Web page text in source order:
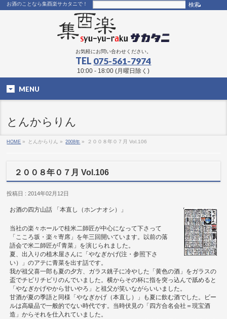
お酒のことなら集酉楽サカタニで！
お気軽にお問い合わせください。
TEL 075-561-7974
10:00 - 18:00 (月曜日除く)
MENU
とんからりん
HOME » とんからりん » 2008年 » ２００８年０７月 Vol.106
２００８年０７月 Vol.106
投稿日 : 2014年02月12日
お酒の四方山話 「本直し（ホンナオシ）」
当社の楽々ホールで桂米二師匠が中心になって下さって
「こころ坂・楽々寄席」を年三回開いています。以前の落
語会で米二師匠が｢青菜」を演じられました。
夏、出入りの植木屋さんに「やなぎかげ(注・参照下さ
い）」のアテに青菜を出す話です。
我が祖父喜一郎も夏の夕方、ガラス銚子に冷やした「黄色の酒」をガラスの
盃でチビリチビリのんでいました。横からその杯に指を突っ込んで舐めると
「やなぎかげやから甘いやろ」と祖父が笑いながらいいました。
甘酒が夏の季語と同様「やなぎかげ（本直し）」も夏に飲む酒でした。ビー
ルは高級品で一般的でない時代です。当時伏見の「四方合名会社＝現宝酒
造」からそれを仕入れていました。